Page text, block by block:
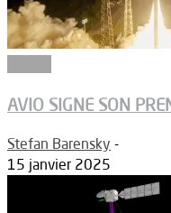
AVIO SIGNE SON
Stefan Barensky -
15 janvier 2025